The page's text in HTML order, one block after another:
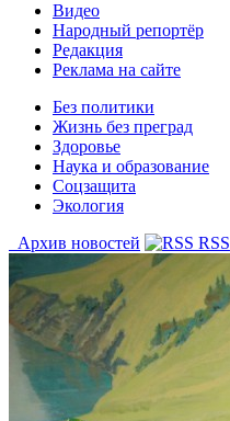
Видео
Народный репортёр
Редакция
Реклама на сайте
Без политики
Жизнь без преград
Здоровье
Наука и образование
Соцзащита
Экология
Архив новостей
RSS